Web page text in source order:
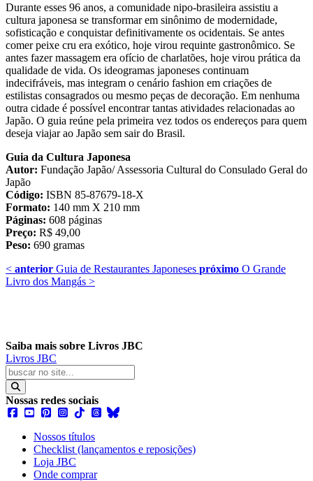
Durante esses 96 anos, a comunidade nipo-brasileira assistiu a
cultura japonesa se transformar em sinônimo de modernidade,
sofisticação e conquistar definitivamente os ocidentais. Se antes
comer peixe cru era exótico, hoje virou requinte gastronômico. Se
antes fazer massagem era ofício de charlatões, hoje virou prática da
qualidade de vida. Os ideogramas japoneses continuam
indecifráveis, mas integram o cenário fashion em criações de
estilistas consagrados ou mesmo peças de decoração. Em nenhuma
outra cidade é possível encontrar tantas atividades relacionadas ao
Japão. O guia reúne pela primeira vez todos os endereços para quem
deseja viajar ao Japão sem sair do Brasil.
Guia da Cultura Japonesa
Autor: Fundação Japão/ Assessoria Cultural do Consulado Geral do
Japão
Código: ISBN 85-87679-18-X
Formato: 140 mm X 210 mm
Páginas: 608 páginas
Preço: R$ 49,00
Peso: 690 gramas
< anterior Guia de Restaurantes Japoneses próximo O Grande
Livro dos Mangás >
Saiba mais sobre Livros JBC
Livros JBC
Nossas redes sociais
Nossos títulos
Checklist (lançamentos e reposições)
Loja JBC
Onde comprar